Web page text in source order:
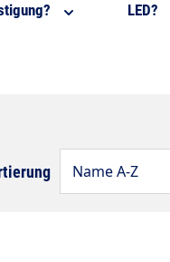
LED?